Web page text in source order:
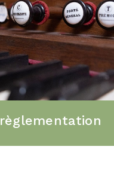
règlementation